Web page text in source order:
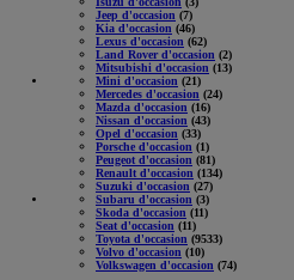
Honda d'occasion(6)
Isuzu d'occasion(3)
Jeep d'occasion (7)
Kia d'occasion(46)
Lexus d'occasion(62)
Land Rover d'occasion(2)
Mitsubishi d'occasion(13)
Mini d'occasion(21)
Mercedes d'occasion(24)
Mazda d'occasion(16)
Nissan d'occasion(43)
Opel d'occasion(33)
Porsche d'occasion (1)
Peugeot d'occasion(81)
Renault d'occasion (134)
Suzuki d'occasion(27)
Subaru d'occasion(3)
Skoda d'occasion(11)
Seat d'occasion(11)
Toyota d'occasion(9533)
Volvo d'occasion(10)